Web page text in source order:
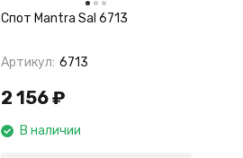
Спот Mantra Sal 6713
Артикул: 6713
2 156₽
В наличии